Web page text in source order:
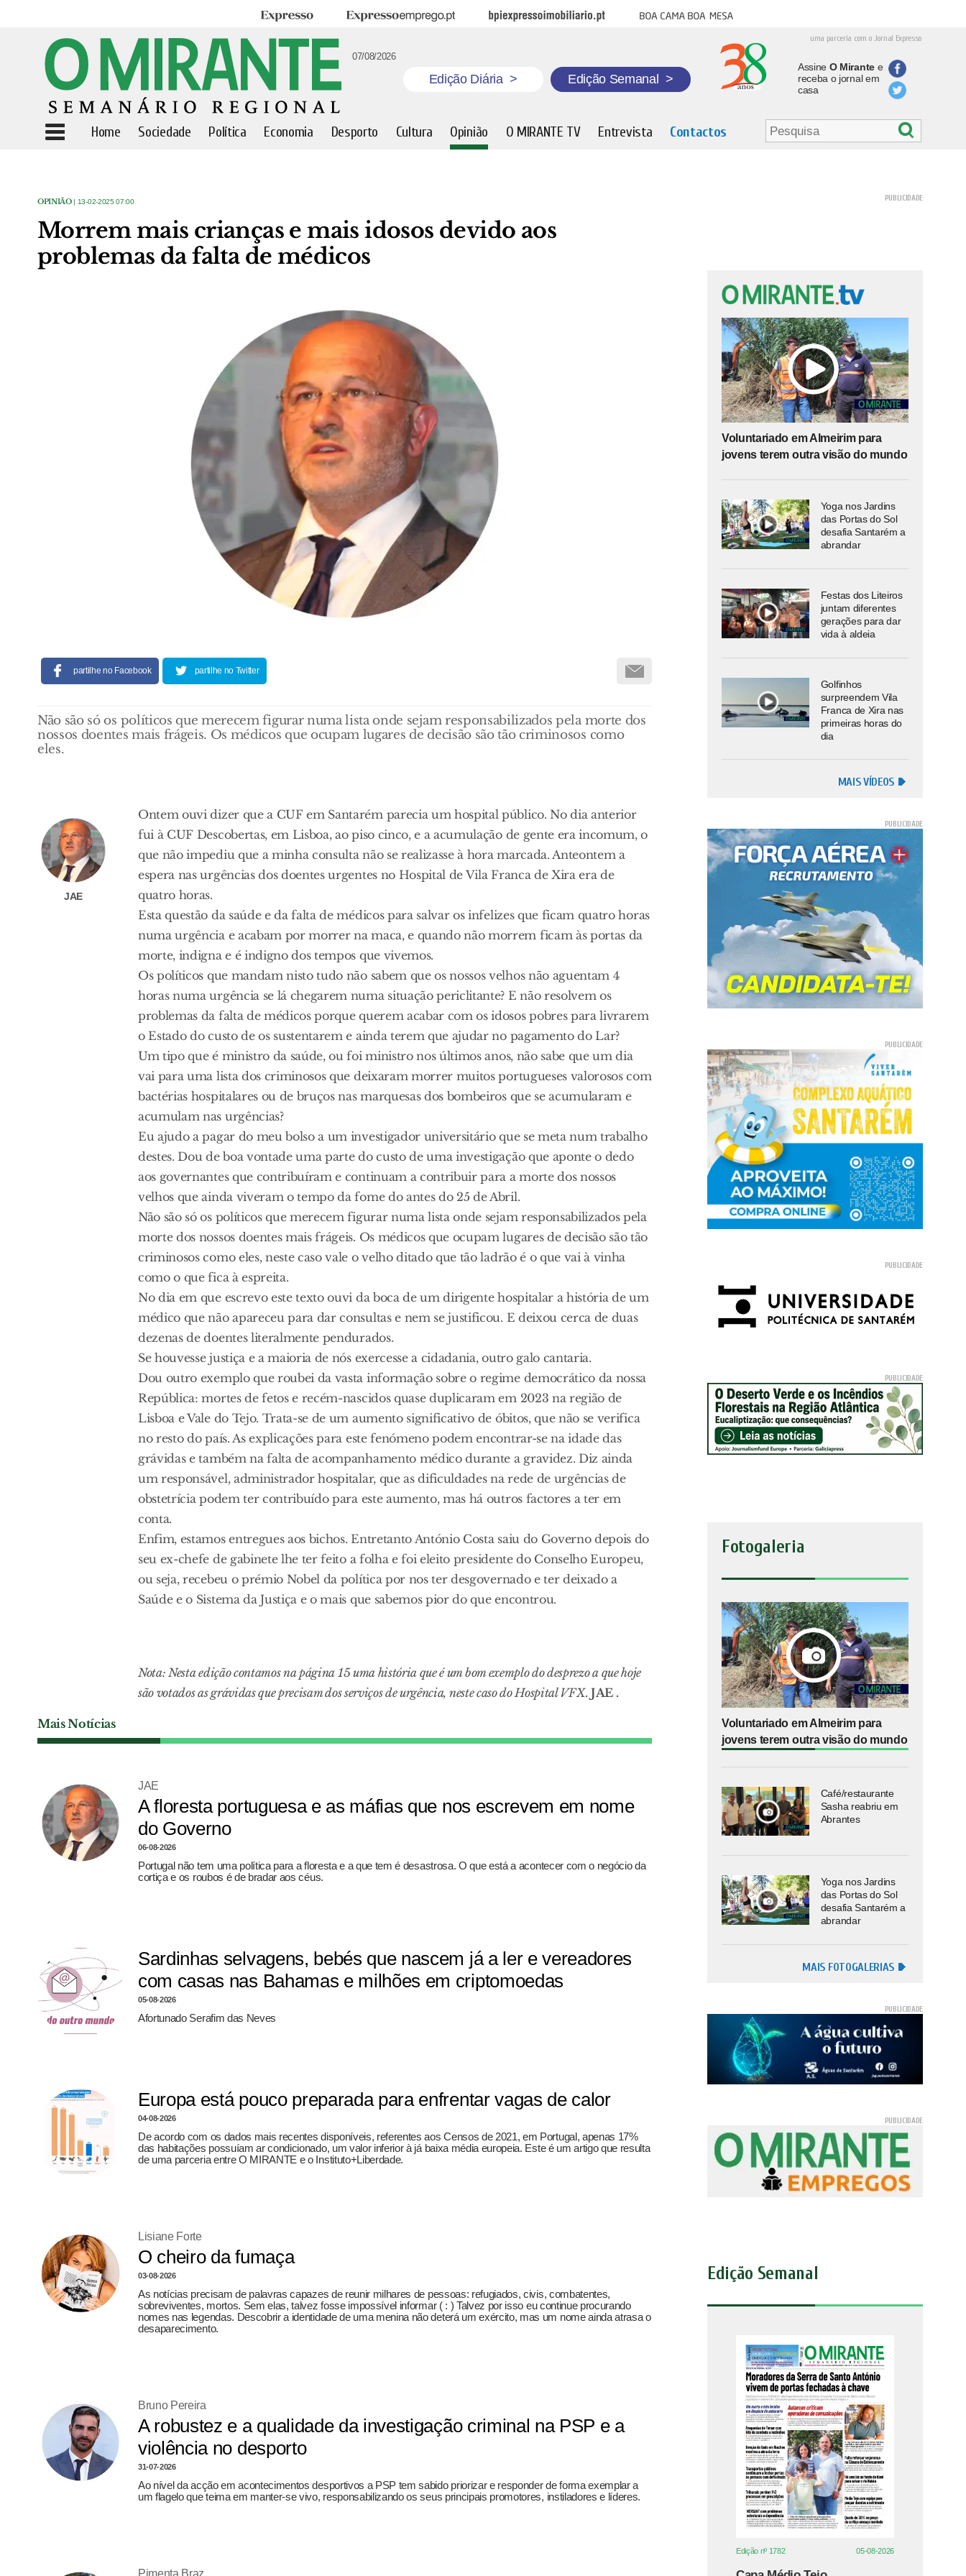
Expresso Expresso Emprego BPI Expresso Imobiliário Boa cama boa mesa
uma parceria com o Jornal Expresso
07/08/2026
Edição Diária > Edição Semanal >
Assine O Mirantee
receba o jornal em
casa
Home Sociedade Política Economia Desporto Cultura Opinião O MIRANTE TV Entrevista Contactos
OPINIÃO| 13-02-2025 07:00
Morrem mais crianças e mais idosos devido aos
problemas da falta de médicos
partilhe no Facebook partilhe no Twitter
Não são só os políticos que merecem figurar numa lista onde sejam responsabilizados pela morte dos
nossos doentes mais frágeis. Os médicos que ocupam lugares de decisão são tão criminosos como
eles.
JAE
Ontem ouvi dizer que a CUF em Santarém parecia um hospital público. No dia anterior
fui à CUF Descobertas, em Lisboa, ao piso cinco, e a acumulação de gente era incomum, o
que não impediu que a minha consulta não se realizasse à hora marcada. Anteontem a
espera nas urgências dos doentes urgentes no Hospital de Vila Franca de Xira era de
quatro horas.
Esta questão da saúde e da falta de médicos para salvar os infelizes que ficam quatro horas
numa urgência e acabam por morrer na maca, e quando não morrem ficam às portas da
morte, indigna e é indigno dos tempos que vivemos.
Os políticos que mandam nisto tudo não sabem que os nossos velhos não aguentam 4
horas numa urgência se lá chegarem numa situação periclitante? E não resolvem os
problemas da falta de médicos porque querem acabar com os idosos pobres para livrarem
o Estado do custo de os sustentarem e ainda terem que ajudar no pagamento do Lar?
Um tipo que é ministro da saúde, ou foi ministro nos últimos anos, não sabe que um dia
vai para uma lista dos criminosos que deixaram morrer muitos portugueses valorosos com
bactérias hospitalares ou de bruços nas marquesas dos bombeiros que se acumularam e
acumulam nas urgências?
Eu ajudo a pagar do meu bolso a um investigador universitário que se meta num trabalho
destes. Dou de boa vontade uma parte do custo de uma investigação que aponte o dedo
aos governantes que contribuíram e continuam a contribuir para a morte dos nossos
velhos que ainda viveram o tempo da fome do antes do 25 de Abril.
Não são só os políticos que merecem figurar numa lista onde sejam responsabilizados pela
morte dos nossos doentes mais frágeis. Os médicos que ocupam lugares de decisão são tão
criminosos como eles, neste caso vale o velho ditado que tão ladrão é o que vai à vinha
como o que fica à espreita.
No dia em que escrevo este texto ouvi da boca de um dirigente hospitalar a história de um
médico que não apareceu para dar consultas e nem se justificou. E deixou cerca de duas
dezenas de doentes literalmente pendurados.
Se houvesse justiça e a maioria de nós exercesse a cidadania, outro galo cantaria.
Dou outro exemplo que roubei da vasta informação sobre o regime democrático da nossa
República: mortes de fetos e recém-nascidos quase duplicaram em 2023 na região de
Lisboa e Vale do Tejo. Trata-se de um aumento significativo de óbitos, que não se verifica
no resto do país. As explicações para este fenómeno podem encontrar-se na idade das
grávidas e também na falta de acompanhamento médico durante a gravidez. Diz ainda
um responsável, administrador hospitalar, que as dificuldades na rede de urgências de
obstetrícia podem ter contribuído para este aumento, mas há outros factores a ter em
conta.
Enfim, estamos entregues aos bichos. Entretanto António Costa saiu do Governo depois do
seu ex-chefe de gabinete lhe ter feito a folha e foi eleito presidente do Conselho Europeu,
ou seja, recebeu o prémio Nobel da política por nos ter desgovernado e ter deixado a
Saúde e o Sistema da Justiça e o mais que sabemos pior do que encontrou.
Nota: Nesta edição contamos na página 15 uma história que é um bom exemplo do desprezo a que hoje
são votados as grávidas que precisam dos serviços de urgência, neste caso do Hospital VFX. JAE .
Mais Notícias
JAE
A floresta portuguesa e as máfias que nos escrevem em nome
do Governo
06-08-2026
Portugal não tem uma política para a floresta e a que tem é desastrosa. O que está a acontecer com o negócio da
cortiça e os roubos é de bradar aos céus.
Sardinhas selvagens, bebés que nascem já a ler e vereadores
com casas nas Bahamas e milhões em criptomoedas
05-08-2026
Afortunado Serafim das Neves
Europa está pouco preparada para enfrentar vagas de calor
04-08-2026
De acordo com os dados mais recentes disponíveis, referentes aos Censos de 2021, em Portugal, apenas 17%
das habitações possuíam ar condicionado, um valor inferior à já baixa média europeia. Este é um artigo que resulta
de uma parceria entre O MIRANTE e o Instituto+Liberdade.
Lisiane Forte
O cheiro da fumaça
03-08-2026
As notícias precisam de palavras capazes de reunir milhares de pessoas: refugiados, civis, combatentes,
sobreviventes, mortos. Sem elas, talvez fosse impossível informar ( : ) Talvez por isso eu continue procurando
nomes nas legendas. Descobrir a identidade de uma menina não deterá um exército, mas um nome ainda atrasa o
desaparecimento.
Bruno Pereira
A robustez e a qualidade da investigação criminal na PSP e a
violência no desporto
31-07-2026
Ao nível da acção em acontecimentos desportivos a PSP tem sabido priorizar e responder de forma exemplar a
um flagelo que teima em manter-se vivo, responsabilizando os seus principais promotores, instiladores e líderes.
Pimenta Braz
Voluntariado em Almeirim para
jovens terem outra visão do mundo
Yoga nos Jardins
das Portas do Sol
desafia Santarém a
abrandar
Festas dos Liteiros
juntam diferentes
gerações para dar
vida à aldeia
Golfinhos
surpreendem Vila
Franca de Xira nas
primeiras horas do
dia
MAIS VÍDEOS
Fotogaleria
Voluntariado em Almeirim para
jovens terem outra visão do mundo
Café/restaurante
Sasha reabriu em
Abrantes
Yoga nos Jardins
das Portas do Sol
desafia Santarém a
abrandar
MAIS FOTOGALERIAS
Edição Semanal
Edição nº 1782 05-08-2026